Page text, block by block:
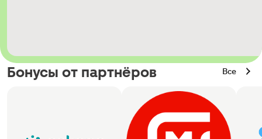
Бонусы от партнёров Все